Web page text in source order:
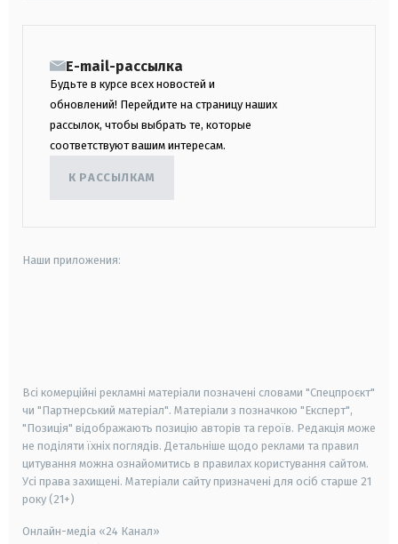
E-mail-рассылка
Будьте в курсе всех новостей и
обновлений! Перейдите на страницу наших
рассылок, чтобы выбрать те, которые
соответствуют вашим интересам.
К РАССЫЛКАМ
Наши приложения:
Всі комерційні рекламні матеріали позначені словами "Спецпроєкт"
чи "Партнерський матеріал". Матеріали з позначкою "Експерт",
"Позиція" відображають позицію авторів та героїв. Редакція може
не поділяти їхніх поглядів. Детальніше щодо реклами та правил
цитування можна ознайомитись в правилах користування сайтом.
Усі права захищені. Матеріали сайту призначені для осіб старше 21
року (21+)
Онлайн-медіа «24 Канал»